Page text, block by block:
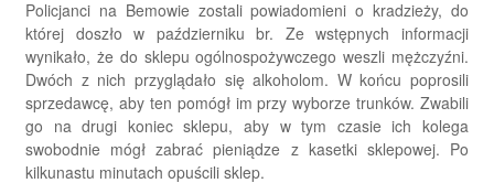
Policjanci na Bemowie zostali powiadomieni o kradzieży, do
której doszło w październiku br. Ze wstępnych informacji
wynikało, że do sklepu ogólnospożywczego weszli mężczyźni.
Dwóch z nich przyglądało się alkoholom. W końcu poprosili
sprzedawcę, aby ten pomógł im przy wyborze trunków. Zwabili
go na drugi koniec sklepu, aby w tym czasie ich kolega
swobodnie mógł zabrać pieniądze z kasetki sklepowej. Po
kilkunastu minutach opuścili sklep.